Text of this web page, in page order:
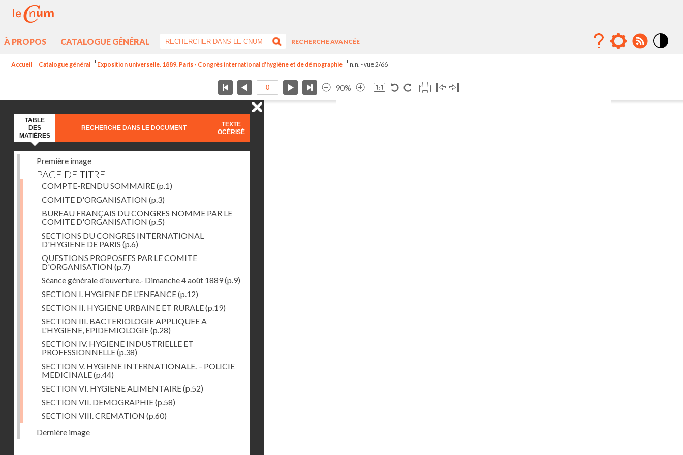
À PROPOS CATALOGUE GÉNÉRAL
RECHERCHE AVANCÉE
Accueil Catalogue général Exposition universelle. 1889. Paris - Congrès international d'hygiène et de démographie n.n. - vue 2/66
90%
TABLE
DES
MATIÈRES
RECHERCHE DANS LE DOCUMENT
TEXTE
OCÉRISÉ
Première image
PAGE DE TITRE
COMPTE-RENDU SOMMAIRE(p.1)
COMITE D'ORGANISATION (p.3)
BUREAU FRANÇAIS DU CONGRES NOMME PAR LE
COMITE D'ORGANISATION (p.5)
SECTIONS DU CONGRES INTERNATIONAL
D'HYGIENE DE PARIS (p.6)
QUESTIONS PROPOSEES PAR LE COMITE
D'ORGANISATION (p.7)
Séance générale d'ouverture.- Dimanche 4 août 1889(p.9)
SECTION I. HYGIENE DE L'ENFANCE(p.12)
SECTION II. HYGIENE URBAINE ET RURALE(p.19)
SECTION III. BACTERIOLOGIE APPLIQUEE A
L'HYGIENE, EPIDEMIOLOGIE(p.28)
SECTION IV. HYGIENE INDUSTRIELLE ET
PROFESSIONNELLE(p.38)
SECTION V. HYGIENE INTERNATIONALE. – POLICIE
MEDICINALE(p.44)
SECTION VI. HYGIENE ALIMENTAIRE(p.52)
SECTION VII. DEMOGRAPHIE(p.58)
SECTION VIII. CREMATION (p.60)
Dernière image